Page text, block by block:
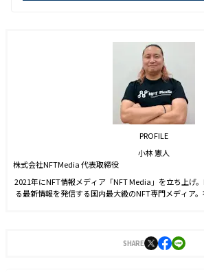
PROFILE
小林 憲人
株式会社NFTMedia 代表取締役
2021年にNFT情報メディア「NFT Media」を立ち上げ
る最新情報を発信する国内最大級のNFT専門メディア
SHARE